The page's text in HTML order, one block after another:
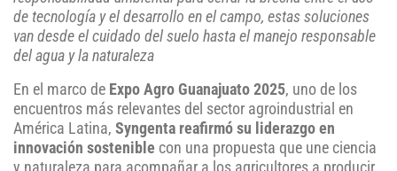
de tecnología y el desarrollo en el campo, estas soluciones
van desde el cuidado del suelo hasta el manejo responsable
del agua y la naturaleza
En el marco de Expo Agro Guanajuato 2025, uno de los
encuentros más relevantes del sector agroindustrial en
América Latina, Syngenta reafirmó su liderazgo en
innovación sostenible con una propuesta que une ciencia